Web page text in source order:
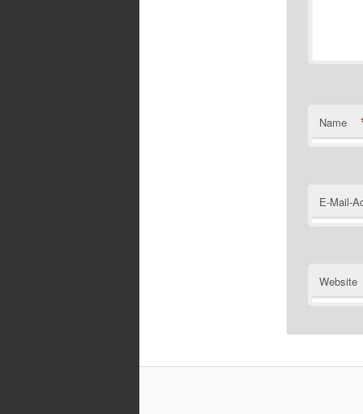
Name
E-Mail-
Website